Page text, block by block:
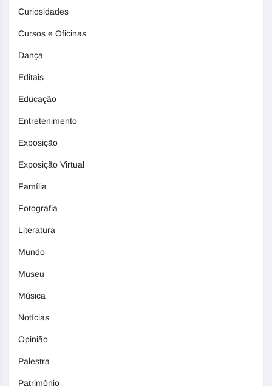
Curiosidades
Cursos e Oficinas
Dança
Editais
Educação
Entretenimento
Exposição
Exposição Virtual
Família
Fotografia
Literatura
Mundo
Museu
Música
Notícias
Opinião
Palestra
Patrimônio